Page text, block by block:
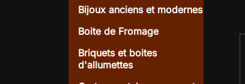
Bijoux anciens et modernes
Boite de Fromage
Briquets et boites
d'allumettes